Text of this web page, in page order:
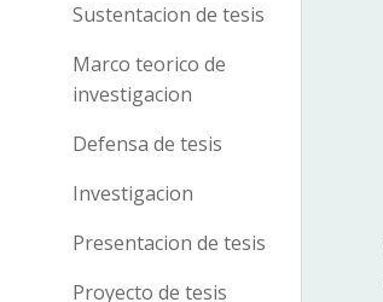
Sustentacion de tesis
Marco teorico de
investigacion
Defensa de tesis
Investigacion
Presentacion de tesis
Proyecto de tesis